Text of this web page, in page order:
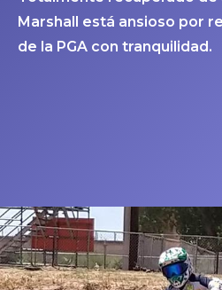
Marshall está ansioso por
de la PGA con tranquilidad.